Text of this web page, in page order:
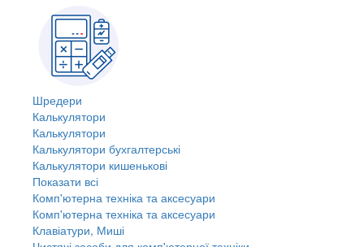
Шредери
Калькулятори
Калькулятори
Калькулятори бухгалтерські
Калькулятори кишенькові
Показати всі
Комп'ютерна техніка та аксесуари
Комп'ютерна техніка та аксесуари
Клавіатури, Миші